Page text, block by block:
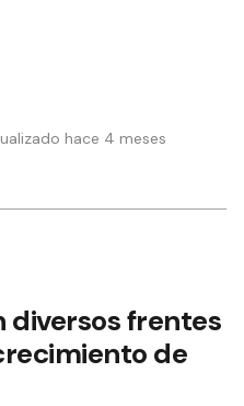
hace 4 meses
diversos frentes
de